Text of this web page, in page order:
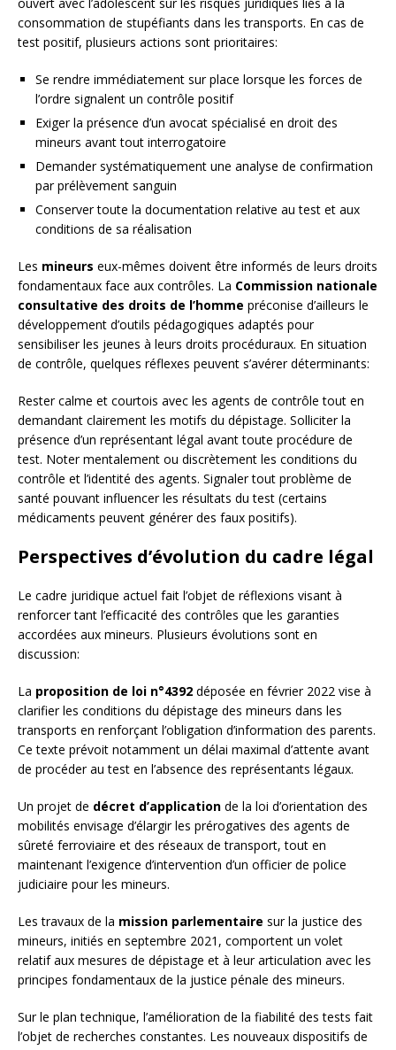
consommation de stupéfiants dans les transports. En cas de
test positif, plusieurs actions sont prioritaires:
Se rendre immédiatement sur place lorsque les forces de
l’ordre signalent un contrôle positif
Exiger la présence d’un avocat spécialisé en droit des
mineurs avant tout interrogatoire
Demander systématiquement une analyse de confirmation
par prélèvement sanguin
Conserver toute la documentation relative au test et aux
conditions de sa réalisation
Les mineurs eux-mêmes doivent être informés de leurs droits
fondamentaux face aux contrôles. La Commission nationale
consultative des droits de l’homme préconise d’ailleurs le
développement d’outils pédagogiques adaptés pour
sensibiliser les jeunes à leurs droits procéduraux. En situation
de contrôle, quelques réflexes peuvent s’avérer déterminants:
Rester calme et courtois avec les agents de contrôle tout en
demandant clairement les motifs du dépistage. Solliciter la
présence d’un représentant légal avant toute procédure de
test. Noter mentalement ou discrètement les conditions du
contrôle et l’identité des agents. Signaler tout problème de
santé pouvant influencer les résultats du test (certains
médicaments peuvent générer des faux positifs).
Perspectives d’évolution du cadre légal
Le cadre juridique actuel fait l’objet de réflexions visant à
renforcer tant l’efficacité des contrôles que les garanties
accordées aux mineurs. Plusieurs évolutions sont en
discussion:
La proposition de loi n°4392 déposée en février 2022 vise à
clarifier les conditions du dépistage des mineurs dans les
transports en renforçant l’obligation d’information des parents.
Ce texte prévoit notamment un délai maximal d’attente avant
de procéder au test en l’absence des représentants légaux.
Un projet de décret d’application de la loi d’orientation des
mobilités envisage d’élargir les prérogatives des agents de
sûreté ferroviaire et des réseaux de transport, tout en
maintenant l’exigence d’intervention d’un officier de police
judiciaire pour les mineurs.
Les travaux de la mission parlementaire sur la justice des
mineurs, initiés en septembre 2021, comportent un volet
relatif aux mesures de dépistage et à leur articulation avec les
principes fondamentaux de la justice pénale des mineurs.
Sur le plan technique, l’amélioration de la fiabilité des tests fait
l’objet de recherches constantes. Les nouveaux dispositifs de